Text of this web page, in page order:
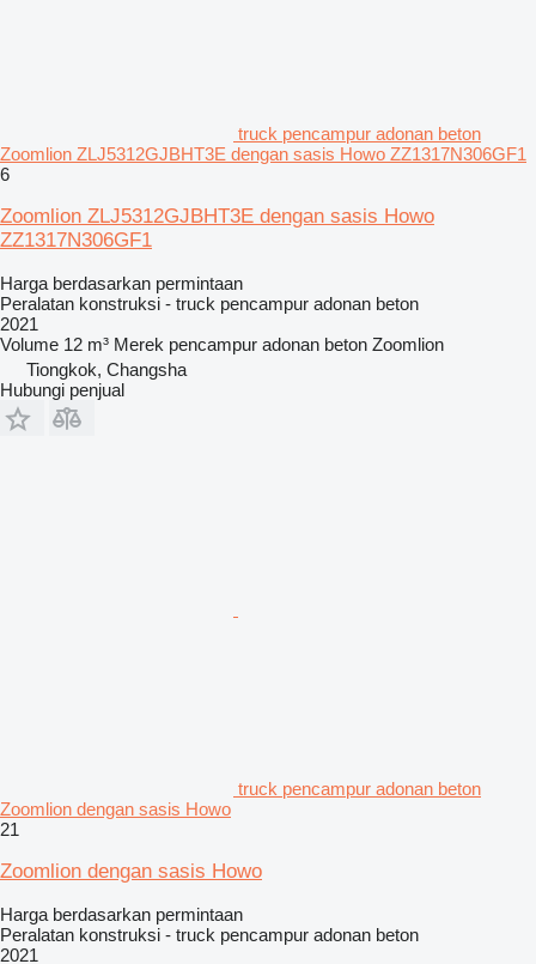
truck pencampur adonan beton
Zoomlion ZLJ5312GJBHT3E dengan sasis Howo ZZ1317N306GF1
6
Zoomlion ZLJ5312GJBHT3E dengan sasis Howo
ZZ1317N306GF1
Harga berdasarkan permintaan
Peralatan konstruksi - truck pencampur adonan beton
2021
Volume 12 m³ Merek pencampur adonan beton Zoomlion
Tiongkok, Changsha
Hubungi penjual
truck pencampur adonan beton
Zoomlion dengan sasis Howo
21
Zoomlion dengan sasis Howo
Harga berdasarkan permintaan
Peralatan konstruksi - truck pencampur adonan beton
2021